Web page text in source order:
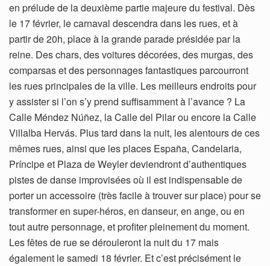
en prélude de la deuxième partie majeure du festival. Dès
le 17 février, le carnaval descendra dans les rues, et à
partir de 20h, place à la grande parade présidée par la
reine. Des chars, des voitures décorées, des murgas, des
comparsas et des personnages fantastiques parcourront
les rues principales de la ville. Les meilleurs endroits pour
y assister si l’on s’y prend suffisamment à l’avance ? La
Calle Méndez Núñez, la Calle del Pilar ou encore la Calle
Villalba Hervás. Plus tard dans la nuit, les alentours de ces
mêmes rues, ainsi que les places España, Candelaria,
Príncipe et Plaza de Weyler deviendront d’authentiques
pistes de danse improvisées où il est indispensable de
porter un accessoire (très facile à trouver sur place) pour se
transformer en super-héros, en danseur, en ange, ou en
tout autre personnage, et profiter pleinement du moment.
Les fêtes de rue se dérouleront la nuit du 17 mais
également le samedi 18 février. Et c’est précisément le